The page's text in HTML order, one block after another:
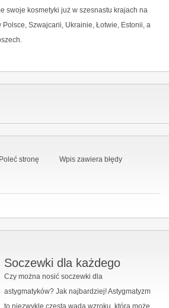
swoje kosmetyki już w szesnastu krajach na
Polsce, Szwajcarii, Ukrainie, Łotwie, Estonii, a
Poleć stronę Wpis zawiera błędy
Soczewki dla każdego
Czy można nosić soczewki dla
astygmatyków? Jak najbardziej! Astygmatyzm
to niezwykle częsta wada wzroku, która może